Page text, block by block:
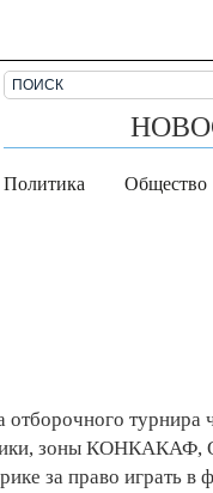
Политика Общество
отборочного
зоны КОНКАКАФ,
за право играть